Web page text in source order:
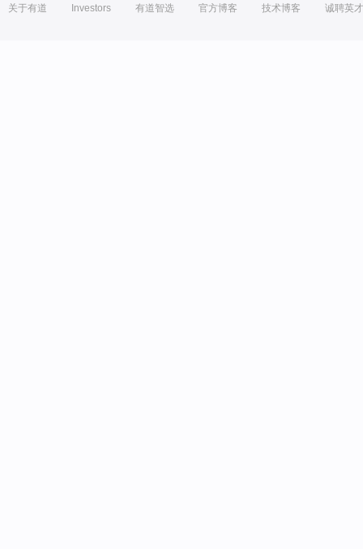
关于有道 Investors 有道智选 官方博客 技术博客 诚聘英才